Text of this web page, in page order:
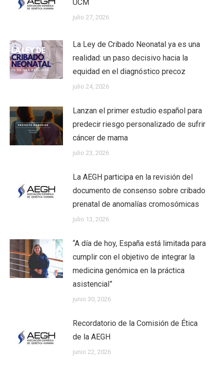
UCM
julio 27, 2026
La Ley de Cribado Neonatal ya es una
realidad: un paso decisivo hacia la
equidad en el diagnóstico precoz
julio 24, 2026
Lanzan el primer estudio español para
predecir riesgo personalizado de sufrir
cáncer de mama
julio 23, 2026
La AEGH participa en la revisión del
documento de consenso sobre cribado
prenatal de anomalías cromosómicas
julio 13, 2026
“A día de hoy, España está limitada para
cumplir con el objetivo de integrar la
medicina genómica en la práctica
asistencial”
junio 30, 2026
Recordatorio de la Comisión de Ética
de la AEGH
junio 22, 2026